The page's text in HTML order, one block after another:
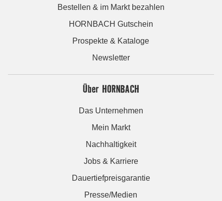
Bestellen & im Markt bezahlen
HORNBACH Gutschein
Prospekte & Kataloge
Newsletter
Über HORNBACH
Das Unternehmen
Mein Markt
Nachhaltigkeit
Jobs & Karriere
Dauertiefpreisgarantie
Presse/Medien